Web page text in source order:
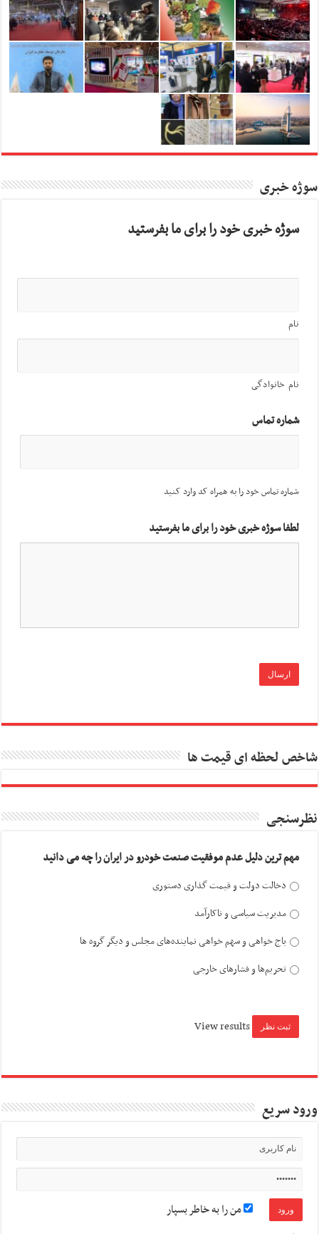
سوژه خبری
سوژه خبری خود را برای ما بفرستید
نام
نام خانوادگی
شماره تماس
شماره تماس خود را به همراه کد وارد کنید
لطفا سوژه خبری خود را برای ما بفرستید
شاخص لحظه ای قیمت ها
نظرسنجی
مهم ترین دلیل عدم موفقیت صنعت خودرو در ایران را چه می دانید
دخالت دولت و قیمت گذاری دستوری
مدیریت سیاسی و ناکارآمد
باج خواهی و سهم خواهی نماینده‌های مجلس و دیگر گروه ها
تحریم‌ها و فشارهای خارجی
View results
ورود سریع
من را به خاطر بسپار